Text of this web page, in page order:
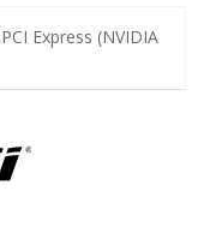
Express (NVIDIA